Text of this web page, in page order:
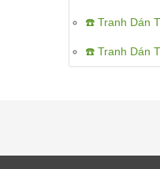
☎️ Tranh Dán
☎️ Tranh Dán